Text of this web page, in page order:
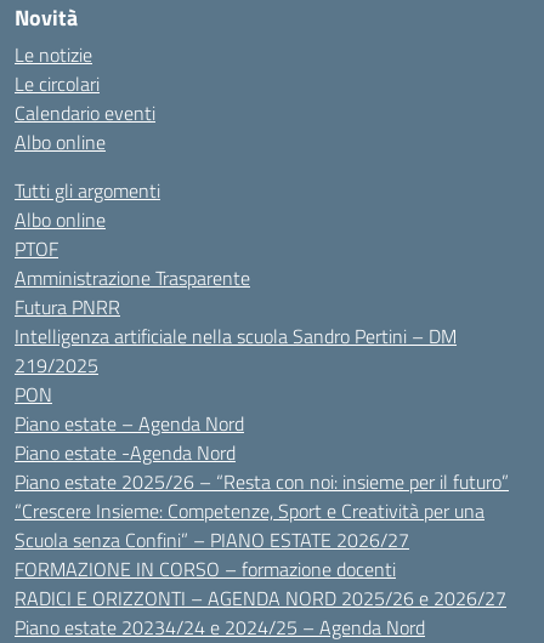
Novità
Le notizie
Le circolari
Calendario eventi
Albo online
Tutti gli argomenti
Albo online
PTOF
Amministrazione Trasparente
Futura PNRR
Intelligenza artificiale nella scuola Sandro Pertini – DM
219/2025
PON
Piano estate – Agenda Nord
Piano estate -Agenda Nord
Piano estate 2025/26 – “Resta con noi: insieme per il futuro”
“Crescere Insieme: Competenze, Sport e Creatività per una
Scuola senza Confini” – PIANO ESTATE 2026/27
FORMAZIONE IN CORSO – formazione docenti
RADICI E ORIZZONTI – AGENDA NORD 2025/26 e 2026/27
Piano estate 20234/24 e 2024/25 – Agenda Nord